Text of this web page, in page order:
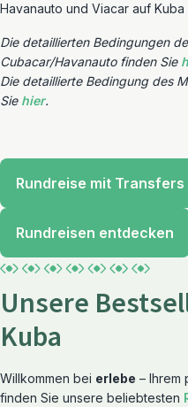
Havanauto und Viacar auf Kuba
Die detaillierten Bedingungen
Cubacar/Havanautofinden Sie
Die detaillierte Bedingung des
Sie hier.
Rundreise mit Transfers
Rundreisen entdecken
Unsere
Kuba
Willkommen bei erlebe – Ihrem
finden Sie unsere beliebtesten